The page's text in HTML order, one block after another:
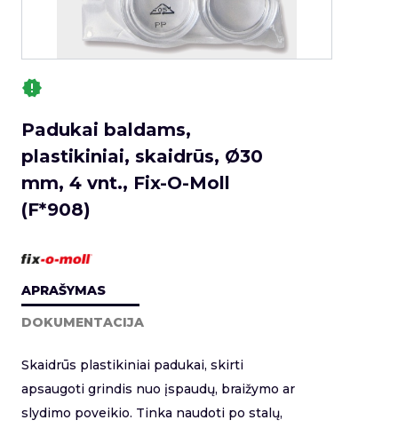
Padukai baldams,
plastikiniai, skaidrūs, Ø30
mm, 4 vnt., Fix-O-Moll
(F*908)
APRAŠYMAS
DOKUMENTACIJA
Skaidrūs plastikiniai padukai, skirti
apsaugoti grindis nuo įspaudų, braižymo ar
slydimo poveikio. Tinka naudoti po stalų,